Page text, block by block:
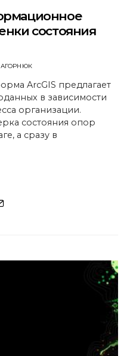
состояния
ArcGIS предлагает
в зависимости
организации.
состояния опор
а сразу в